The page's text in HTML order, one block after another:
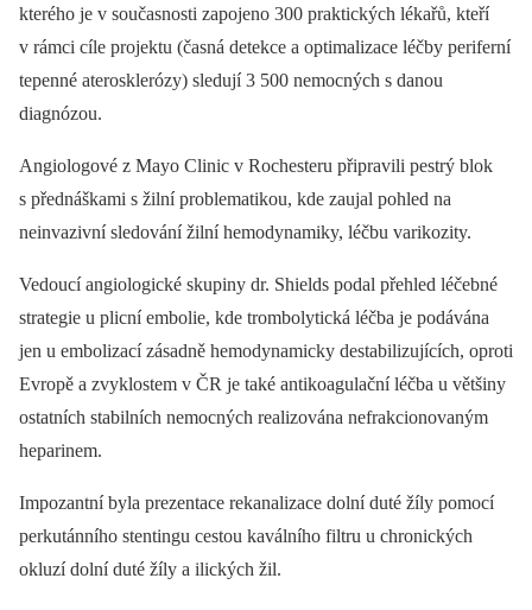
kterého je v současnosti zapojeno 300 praktických lékařů, kteří
v rámci cíle projektu (časná detekce a optimalizace léčby periferní
tepenné aterosklerózy) sledují 3 500 nemocných s danou
diagnózou.
Angiologové z Mayo Clinic v Rochesteru připravili pestrý blok
s přednáškami s žilní problematikou, kde zaujal pohled na
neinvazivní sledování žilní hemodynamiky, léčbu varikozity.
Vedoucí angiologické skupiny dr. Shields podal přehled léčebné
strategie u plicní embolie, kde trombolytická léčba je podávána
jen u embolizací zásadně hemodynamicky destabilizujících, oproti
Evropě a zvyklostem v ČR je také antikoagulační léčba u většiny
ostatních stabilních nemocných realizována nefrakcionovaným
heparinem.
Impozantní byla prezentace rekanalizace dolní duté žíly pomocí
perkutánního stentingu cestou kaválního filtru u chronických
okluzí dolní duté žíly a ilických žil.